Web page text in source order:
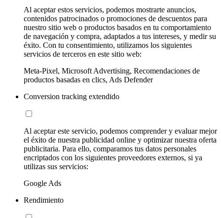
Al aceptar estos servicios, podemos mostrarte anuncios,
contenidos patrocinados o promociones de descuentos para
nuestro sitio web o productos basados en tu comportamiento
de navegación y compra, adaptados a tus intereses, y medir su
éxito. Con tu consentimiento, utilizamos los siguientes
servicios de terceros en este sitio web:
Meta-Pixel, Microsoft Advertising, Recomendaciones de
productos basadas en clics, Ads Defender
Conversion tracking extendido
Al aceptar este servicio, podemos comprender y evaluar mejor
el éxito de nuestra publicidad online y optimizar nuestra oferta
publicitaria. Para ello, comparamos tus datos personales
encriptados con los siguientes proveedores externos, si ya
utilizas sus servicios:
Google Ads
Rendimiento